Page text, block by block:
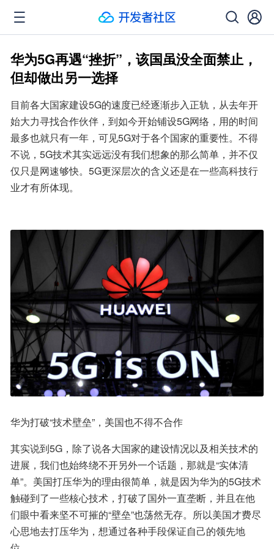
华为5G再遇“挫折”，该国虽没全面禁止，
但却做出另一选择
目前各大国家建设5G的速度已经逐渐步入正轨，从去年开
始大力寻找合作伙伴，到如今开始铺设5G网络，用的时间
最多也就只有一年，可见5G对于各个国家的重要性。不得
不说，5G技术其实远远没有我们想象的那么简单，并不仅
仅只是网速够快。5G更深层次的含义还是在一些高科技行
业才有所体现。
华为打破“技术壁垒”，美国也不得不合作
其实说到5G，除了说各大国家的建设情况以及相关技术的
进展，我们也始终绕不开另外一个话题，那就是“实体清
单”。美国打压华为的理由很简单，就是因为华为的5G技术
触碰到了一些核心技术，打破了国外一直垄断，并且在他
们眼中看来坚不可摧的“壁垒”也荡然无存。所以美国才费尽
心思地去打压华为，想通过各种手段保证自己的领先地